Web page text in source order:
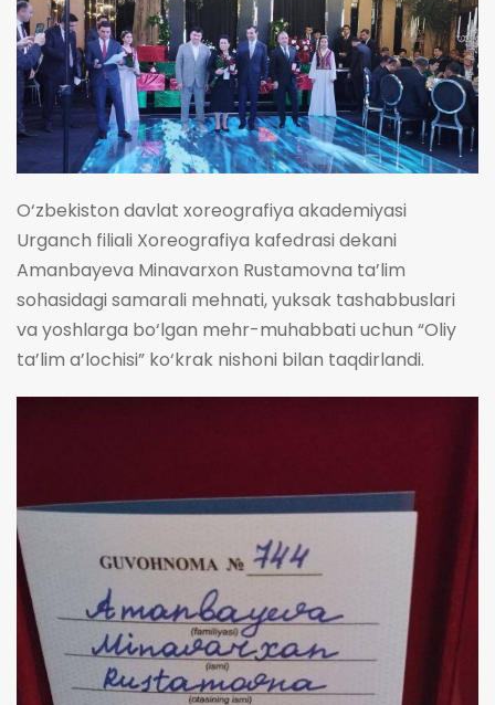
O‘zbekiston davlat xoreografiya akademiyasi
Urganch filiali Xoreografiya kafedrasi dekani
Amanbayeva Minavarxon Rustamovna ta’lim
sohasidagi samarali mehnati, yuksak tashabbuslari
va yoshlarga bo‘lgan mehr-muhabbati uchun “Oliy
ta’lim a’lochisi” ko‘krak nishoni bilan taqdirlandi.